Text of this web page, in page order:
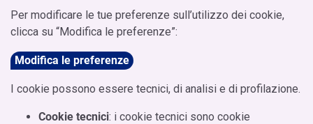
Per modificare le tue preferenze sull’utilizzo dei cookie,
clicca su “Modifica le preferenze”:
Modifica le preferenze
I cookie possono essere tecnici, di analisi e di profilazione.
Cookie tecnici: i cookie tecnici sono cookie